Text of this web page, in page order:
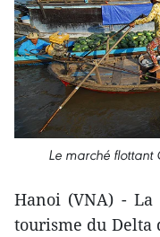
Le marché flottant
Hanoi (VNA) -
tourisme du Delta